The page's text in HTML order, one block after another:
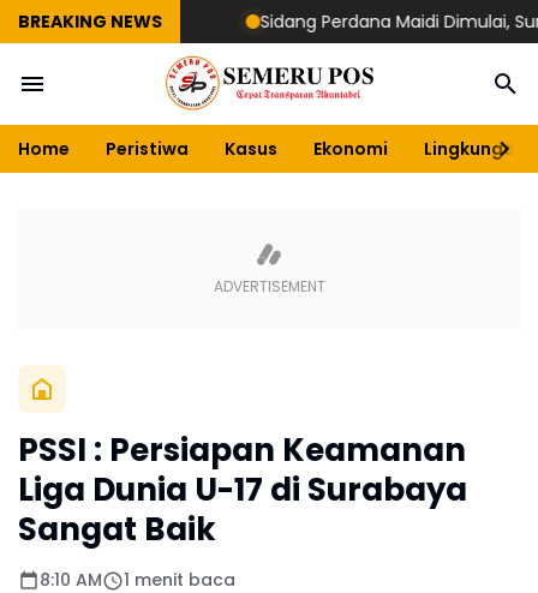
BREAKING NEWS Sidang Perdana Maidi Dimulai,
Home Peristiwa Kasus Ekonomi Lingkungan
PSSI : Persiapan Keamanan
Liga Dunia U-17 di Surabaya
Sangat Baik
8:10 AM 1 menit baca